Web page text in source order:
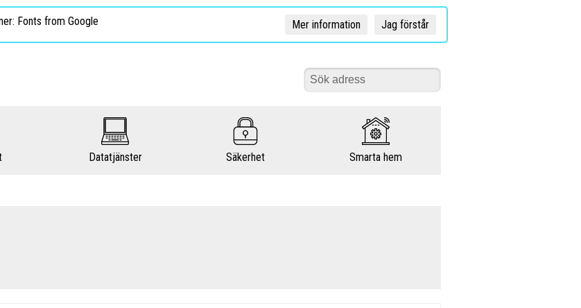
Fonts from Google Jag förstår
Mer information
Datatjänster Säkerhet Smarta hem